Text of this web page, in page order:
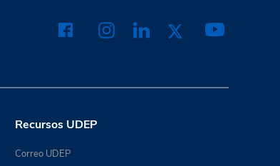
Recursos UDEP
Correo UDEP